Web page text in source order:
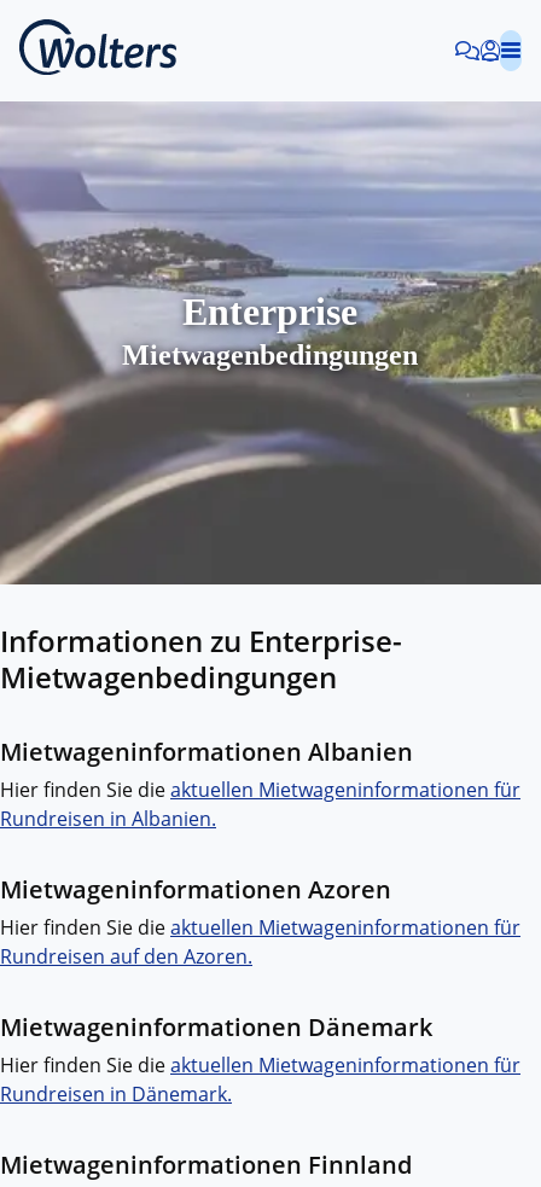
Enterprise
Mietwagenbedingungen
Informationen zu Enterprise-
Mietwagenbedingungen
Mietwageninformationen Albanien
Hier finden Sie dieaktuellen Mietwageninformationen für
Rundreisen in Albanien.
Mietwageninformationen Azoren
Hier finden Sie dieaktuellen Mietwageninformationen für
Rundreisen auf den Azoren.
Mietwageninformationen Dänemark
Hier finden Sie dieaktuellen Mietwageninformationen für
Rundreisen in Dänemark.
Mietwageninformationen Finnland